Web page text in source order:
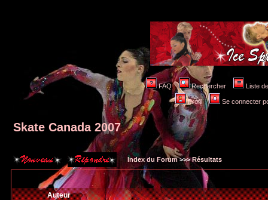
FAQ Rechercher Liste
Profil Se connecter
Skate Canada 2007
Index du Forum>>>Résultats
Auteur